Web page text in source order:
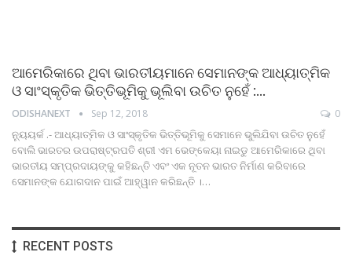
ଆମେରିକାରେ ଥିବା ଭାରତୀୟମାନେ ସେମାନଙ୍କ ଆଧ୍ୟାତ୍ମିକ
ଓ ସାଂସ୍କୃତିକ ଭିତ୍ତିଭୂମିକୁ ଭୂଲିବା ଉଚିତ ନୁହେଁ :…
ODISHANEXT Sep 12, 2018 0
ନ୍ୟୁୟର୍କ .- ଆଧ୍ୟାତ୍ମିକ ଓ ସାଂସ୍କୃତିକ ଭିତ୍ତିଭୂମିକୁ ସେମାନେ ଭୁଲିଯିବା ଉଚିତ ନୁହେଁ
ବୋଲି ଭାରତର ଉପରାଷ୍ଟ୍ରପତି ଶ୍ରୀ ଏମ ଭେଙ୍କେୟା ନାଇଡୁ ଆମେରିକାରେ ଥିବା
ଭାରତୀୟ ସମ୍ପ୍ରଦାୟଙ୍କୁ କହିଛନ୍ତି ଏବଂ ଏକ ନୂତନ ଭାରତ ନିର୍ମାଣ କରିବାରେ
ସେମାନଙ୍କ ଯୋଗଦାନ ପାଇଁ ଆହ୍ୱାନ କରିଛନ୍ତି ।…
RECENT POSTS